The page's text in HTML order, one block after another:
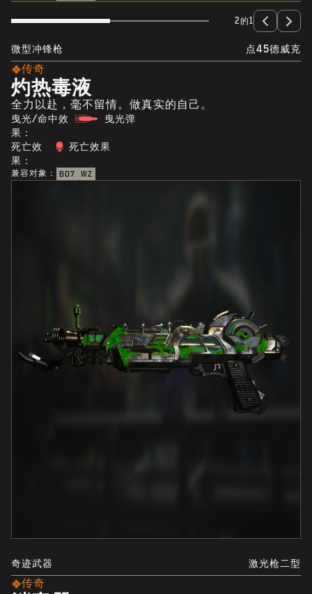
2的1
微型冲锋枪 点45德威克
传奇
灼热毒液
全力以赴，毫不留情。做真实的自己。
曳光/命中效
果：
曳光弹
死亡效
果：
死亡效果
兼容对象： BO7 WZ
奇迹武器 激光枪二型
传奇